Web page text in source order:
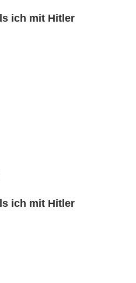
ich mit Hitler
ich mit Hitler